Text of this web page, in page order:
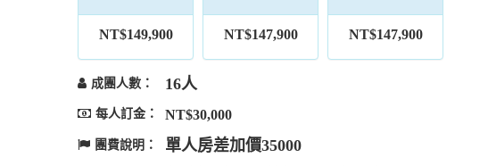
NT$149,900 NT$147,900 NT$147,900
成團人數： 16人
每人訂金： NT$30,000
團費說明： 單人房差加價35000